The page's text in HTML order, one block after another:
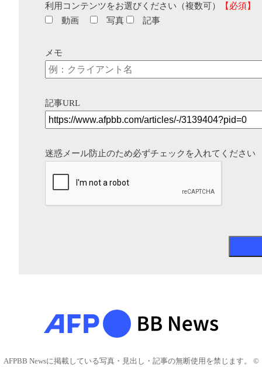
利用コンテンツをお選びください（複数可）
【必須】
動画
写真 記事
メモ
記事URL
迷惑メール防止のため必ずチェックを入れてください
AFPBB Newsに掲載している写真・見出し・記事の無断使用を禁じます。 ©